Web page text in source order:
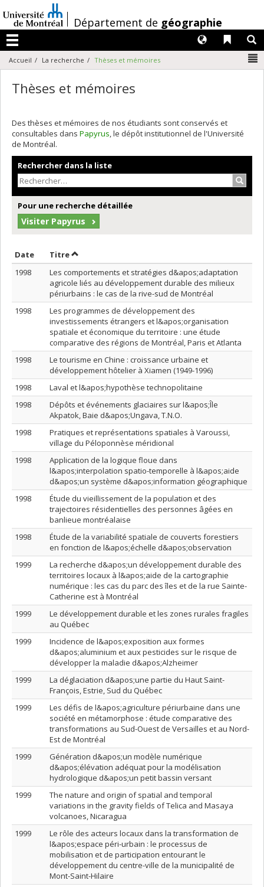
au
contenu
/Département de géographie
Menu
Liens
Langues
Accueil La recherche Thèses et mémoires
Thèses et mémoires
Des thèses et mémoires de nos étudiants sont conservés et
consultables dans Papyrus, le dépôt institutionnel de l'Université
de Montréal.
Rechercher dans la liste
Pour une recherche détaillée
Visiter Papyrus
Date Trier par date en ordre décroissant
TitreTrier par titre en ordre décroissant
1998
Les comportements et stratégies d&apos;adaptation
agricole liés au développement durable des milieux
périurbains : le cas de la rive-sud de Montréal
1998
Les programmes de développement des
investissements étrangers et l&apos;organisation
spatiale et économique du territoire : une étude
comparative des régions de Montréal, Paris et Atlanta
1998
Le tourisme en Chine : croissance urbaine et
développement hôtelier à Xiamen (1949-1996)
1998
Laval et l&apos;hypothèse technopolitaine
1998
Dépôts et événements glaciaires sur l&apos;Île
Akpatok, Baie d&apos;Ungava, T.N.O.
1998
Pratiques et représentations spatiales à Varoussi,
village du Péloponnèse méridional
1998
Application de la logique floue dans
l&apos;interpolation spatio-temporelle à l&apos;aide
d&apos;un système d&apos;information géographique
1998
Étude du vieillissement de la population et des
trajectoires résidentielles des personnes âgées en
banlieue montréalaise
1998
Étude de la variabilité spatiale de couverts forestiers
en fonction de l&apos;échelle d&apos;observation
1999
La recherche d&apos;un développement durable des
territoires locaux à l&apos;aide de la cartographie
numérique : les cas du parc des îles et de la rue Sainte-
Catherine est à Montréal
1999
Le développement durable et les zones rurales fragiles
au Québec
1999
Incidence de l&apos;exposition aux formes
d&apos;aluminium et aux pesticides sur le risque de
développer la maladie d&apos;Alzheimer
1999
La déglaciation d&apos;une partie du Haut Saint-
François, Estrie, Sud du Québec
1999
Les défis de l&apos;agriculture périurbaine dans une
société en métamorphose : étude comparative des
transformations au Sud-Ouest de Versailles et au Nord-
Est de Montréal
1999
Génération d&apos;un modèle numérique
d&apos;élévation adéquat pour la modélisation
hydrologique d&apos;un petit bassin versant
1999
The nature and origin of spatial and temporal
variations in the gravity fields of Telica and Masaya
volcanoes, Nicaragua
1999
Le rôle des acteurs locaux dans la transformation de
l&apos;espace péri-urbain : le processus de
mobilisation et de participation entourant le
développement du centre-ville de la municipalité de
Mont-Saint-Hilaire